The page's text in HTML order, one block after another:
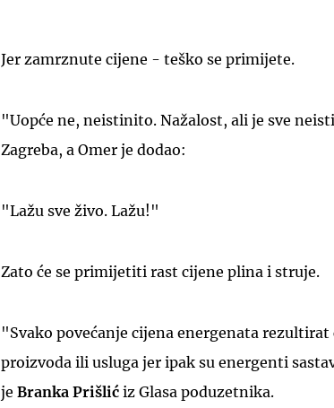
Jer zamrznute cijene - teško se primijete.
"Uopće ne, neistinito. Nažalost, ali je sve
Zagreba, a Omer je dodao:
"Lažu sve živo. Lažu!"
Zato će se primijetiti rast cijene plina i struje.
"Svako povećanje cijena energenata rezultirat
proizvoda ili usluga jer ipak su energenti
je Branka Prišlić iz Glasa poduzetnika.